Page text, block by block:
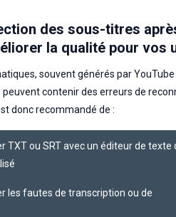
des sous-titres
la qualité pour vos
souvent générés par YouTube
contenir des erreurs de
donc recommandé de :
TXT ou SRT avec un éditeur de texte
les fautes de transcription ou de